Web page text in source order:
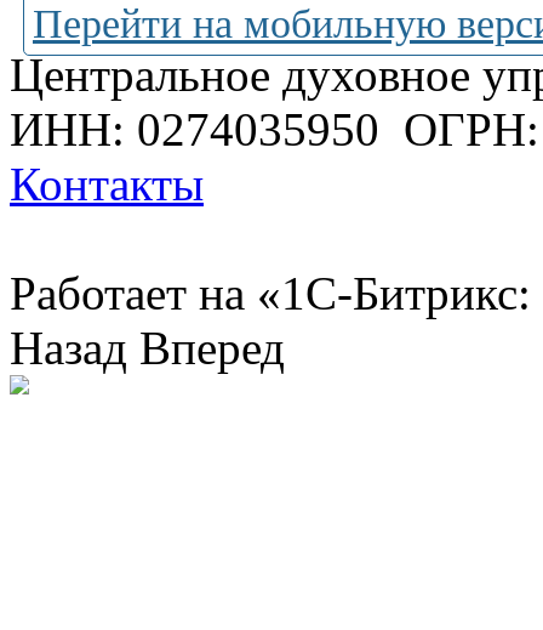
Перейти на мобильную
Центральное духовное
ИНН: 0274035950 ОГРН:
Контакты
Работает на «1С-
Назад Вперед